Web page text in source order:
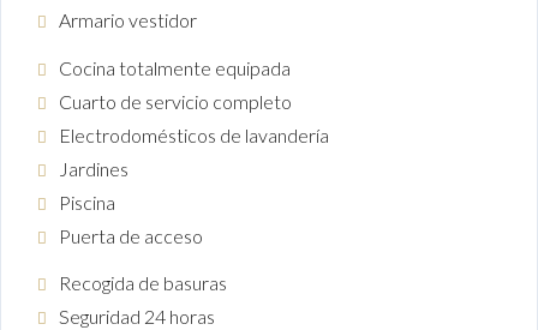
Armario vestidor
Cocina totalmente equipada
Cuarto de servicio completo
Electrodomésticos de lavandería
Jardines
Piscina
Puerta de acceso
Recogida de basuras
Seguridad 24 horas